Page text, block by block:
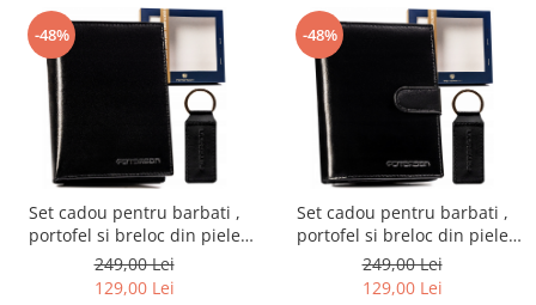
-48%
Set cadou pentru barbati ,
portofel si breloc din piele
naturala Peterson PTR-PTN
SET-M-N4-KCS
249,00 Lei
129,00 Lei
-48%
Set cadou pentru barbati ,
portofel si breloc din piele
naturala Peterson PTR-PTN
SET-M-N4L-KCS
249,00 Lei
129,00 Lei